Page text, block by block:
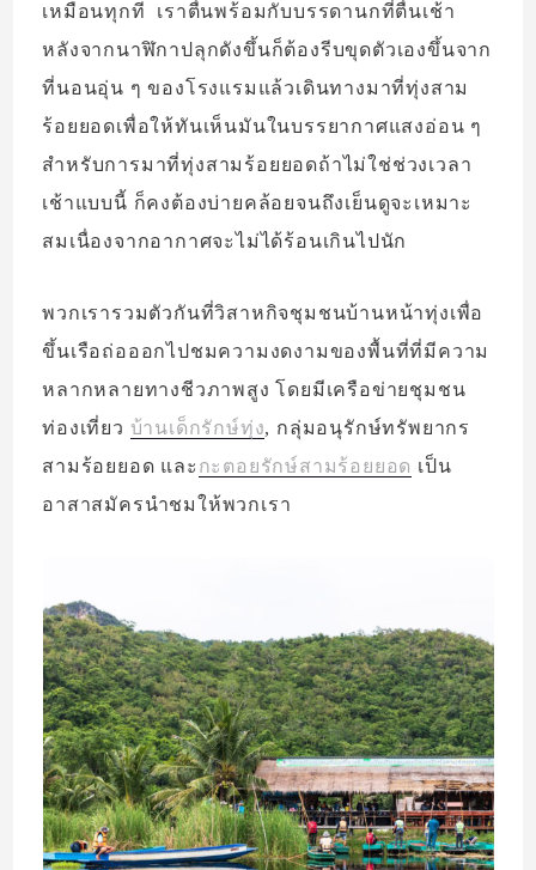
เหมือนทุกที เราตื่นพร้อมกับบรรดานกที่ตื่นเช้า
หลังจากนาฬิกาปลุกดังขึ้นก็ต้องรีบขุดตัวเองขึ้นจาก
ที่นอนอุ่น ๆ ของโรงแรมแล้วเดินทางมาที่ทุ่งสาม
ร้อยยอดเพื่อให้ทันเห็นมันในบรรยากาศแสงอ่อน ๆ
สำหรับการมาที่ทุ่งสามร้อยยอดถ้าไม่ใช่ช่วงเวลา
เช้าแบบนี้ ก็คงต้องบ่ายคล้อยจนถึงเย็นดูจะเหมาะ
สมเนื่องจากอากาศจะไม่ได้ร้อนเกินไปนัก
พวกเรารวมตัวกันที่วิสาหกิจชุมชนบ้านหน้าทุ่งเพื่อ
ขึ้นเรือถ่อออกไปชมความงดงามของพื้นที่ที่มีความ
หลากหลายทางชีวภาพสูง โดยมีเครือข่ายชุมชน
ท่องเที่ยว บ้านเด็กรักษ์ทุ่ง, กลุ่มอนุรักษ์ทรัพยากร
สามร้อยยอด และ กะตอยรักษ์สามร้อยยอด เป็น
อาสาสมัครนำชมให้พวกเรา